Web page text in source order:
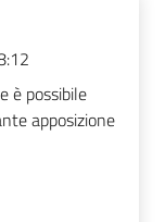
è possibile
apposizione